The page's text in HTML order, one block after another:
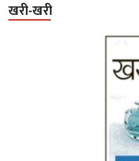
खरी-खरी